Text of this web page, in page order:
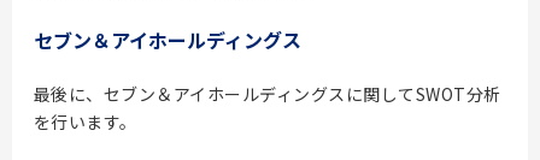
セブン＆アイホールディングス
最後に、セブン＆アイホールディングスに関してSWOT分析
を行います。